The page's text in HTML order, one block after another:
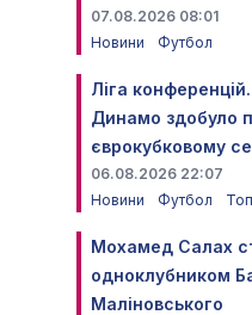
07.08.2026 08:01
Новини
Футбол
Ліга
Динамо здобуло
єврокубковому
06.08.2026 22:07
Новини
Футбол Топ
Мохамед Салах
одноклубником
Маліновського